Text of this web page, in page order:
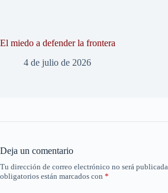
El miedo a defender la frontera
4 de julio de 2026
Deja un comentario
Tu dirección de correo electrónico no será publicada.
obligatorios están marcados con *